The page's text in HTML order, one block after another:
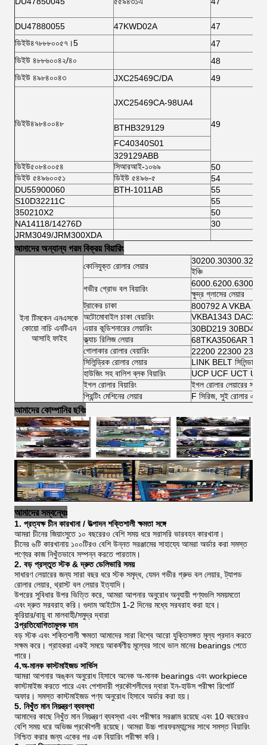
DU47880055 47KWD02A
47
ডিইউ৪৭৮৮৮০০৫৭।5
47
ডিইউ ৪৮৮৬০০৪২/৪০
48
ডিইউ ৪৯৮৪০০৪৩
JXC25469C/DA 49
ডিইউ৪৯৮৪০০৪৮
JXC25469CA-98UA4
49
BTHB329129
FC40340S01
329129ABB
ডিইউ৫০৮৪০০৫৪
সিআরআই-১০৬৯
50
ডিইউ ৫৪৯৬০০৫১
ডিইউ ৫৪৯৬-৫
54
DU55900060
BTH-1011AB
55
S10D32211C
55
350210X2
50
NA14118/14276D
30
JRM3049/JRM300XDA
আমাদের অন্যান্য গরম বিক্রয় বিয়ারিং
ইনা টিমকেন এনএসকে
কোয়ো নাচি এনটিএন
আসাহি ফাইহ
কোনিযুক্ত রোলার লেয়ার
ইঞ্চি
গভীর গ্রোভ বল বিয়ারিং
ক্ষুদ্র গ্লাসের লেয়ার
ট্রাকের চাকা
800792 A VKBA
অটোমোবাইল চাকা বেয়ারিং
VKBA1343
এয়ার কন্ডিশনারের লেয়ারিং
30BD219 30BD40
ক্ল্যাচ রিলিজ লেয়ার
68TKA3506AR
গোলাকার রোলার বেয়ারিং
22200 22300
সিলিন্ড্রিক রোলার লেয়ার
LINK BELT সিলিন্ডারিক
হাউজিং সহ বালিশ ব্লক বিয়ারিং
UCP UCF UCT
ইগল রোলার বিয়ারিং
ইগল রোলার লেয়ারের
প্রিন্টিং মেশিনের লেয়ার
F সিরিজ, সুই রোলার এবং
আমাদের কোম্পানির ছবিঃ
আমাদের সম্বন্ধেঃ
1. প্রত্যক্ষ চীন কারখানা / উত্পাদন শক্তিশালী ক্ষমতা সঙ্গে
আমরা চীনের জিয়াংসুতে ১০ বছরেরও বেশি সময় ধরে সরাসরি ভারবহন কারখানা।
চীনের ৬টি কারখানায় ১০০টিরও বেশি উন্নত সরঞ্জামের সাহায্যে আমরা অর্ডার করা সমস্ত
পণ্যের কাজ নিখুঁতভাবে সম্পন্ন করতে পারতাম।
2. বড় প্রস্তুত স্টক & দ্রুত ডেলিভারি সময়
সাধারণ লেয়ারের জন্য সারা বছর ধরে স্টক সমৃদ্ধ, যেমন গভীর গ্রুভ বল লেয়ার, ট্যাপড
রোলার লেয়ার, থ্রাস্ট বল লেয়ার ইত্যাদি।
উপরের সুবিধার উপর ভিত্তি করে, আমরা আপনার অনুরোধ অনুযায়ী পণ্যগুলি সময়মতো
এবং দ্রুত সরবরাহ করি। গুদাম আইটেম 1-2 দিনের মধ্যে সরবরাহ করা হবে।
কুরিয়ার/বায়ু বা মালবাহী/সমুদ্র দ্বারা
3প্রতিযোগিতামূলক দাম
বড় স্টক এবং শক্তিশালী ক্ষমতা আমাদের সারা বিশ্বে আরো যুক্তিসঙ্গত মূল্য প্রদান করতে
সক্ষম করে। গ্রাহকরা একই সময়ে আকর্ষণীয় মূল্যের সাথে ভাল মানের bearings পেতে
পারে।
4.অ-মানক কাস্টমাইজড সার্ভিস
আমরা আপনার অঙ্কন অনুরোধ হিসাবে অনেক অ-মানক bearings এবং workpiece
কাস্টমাইজ করতে পারে এবং পেশাদারী প্রকৌশলীদের দ্বারা ইন-হাউস পরীক্ষা রিপোর্ট
অফার। সমস্ত কাস্টমাইজড পণ্য অনুরোধ হিসাবে অর্ডার করা হয়।
5. নিখুঁত মান নিয়ন্ত্রণ ব্যবস্থা
আমাদের কাছে নিখুঁত মান নিয়ন্ত্রণ ব্যবস্থা এবং পরীক্ষার সরঞ্জাম রয়েছে এবং 10 বছরেরও
বেশি সময় ধরে অভিজ্ঞ প্রকৌশলী রয়েছে। আমরা উচ্চ পারফরম্যান্সের সাথে সমস্ত বিয়ারিং
নিশ্চিত করার জন্য একের পর এক বিয়ারিং পরীক্ষা করি।